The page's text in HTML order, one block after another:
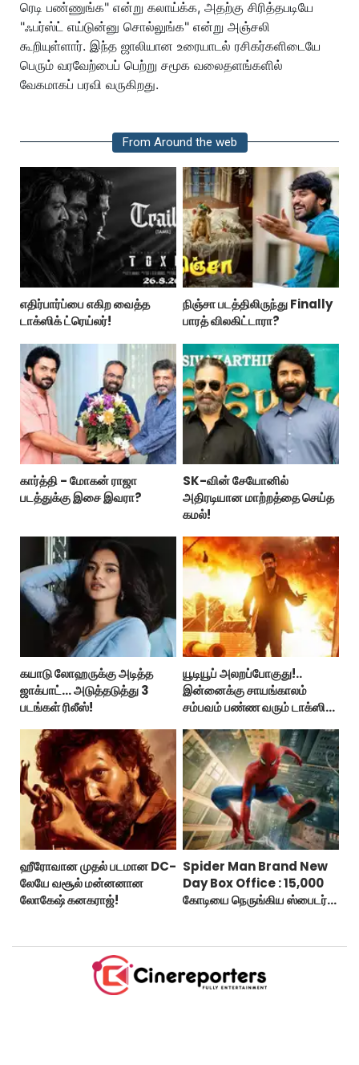
ரெடி பண்ணுங்க" என்று கலாய்க்க, அதற்கு சிரித்தபடியே
"ஃபர்ஸ்ட் எய்டுன்னு சொல்லுங்க" என்று அஞ்சலி
கூறியுள்ளார். இந்த ஜாலியான உரையாடல் ரசிகர்களிடையே
பெரும் வரவேற்பைப் பெற்று சமூக வலைதளங்களில்
வேகமாகப் பரவி வருகிறது.
From Around the web
எதிர்பார்ப்பை எகிற வைத்த
டாக்ஸிக் ட்ரெய்லர்!
நிஞ்சா படத்திலிருந்து Finally
பாரத் விலகிட்டாரா?
கார்த்தி - மோகன் ராஜா
படத்துக்கு இசை இவரா?
SK-வின் சேயோனில்
அதிரடியான மாற்றத்தை செய்த
கமல்!
கயாடு லோஹருக்கு அடித்த
ஜாக்பாட்... அடுத்தடுத்து 3
படங்கள் ரிலீஸ்!
யூடியூப் அலறப்போகுது!..
இன்னைக்கு சாயங்காலம்
சம்பவம் பண்ண வரும் டாக்ஸிக்
ஹீரோவான முதல் படமான DC-
லேயே வசூல் மன்னனான
லோகேஷ் கனகராஜ்!
Spider Man Brand New
Day Box Office : 15,000
கோடியை நெருங்கிய ஸ்பைடர்